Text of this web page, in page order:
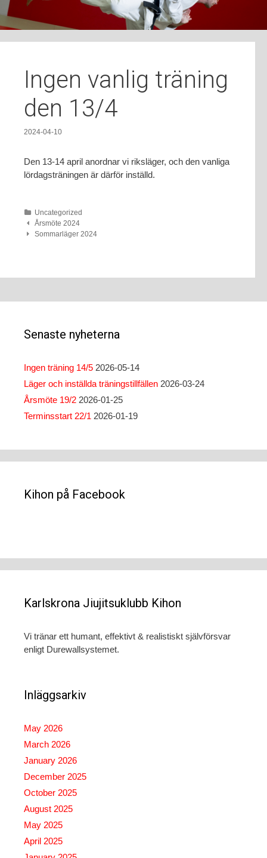
Ingen vanlig träning
den 13/4
2024-04-10
Den 13-14 april anordnar vi riksläger, och den vanliga
lördagsträningen är därför inställd.
Uncategorized
Post
Årsmöte 2024
Sommarläger 2024
Senaste nyheterna
Ingen träning 14/5 2026-05-14
Läger och inställda träningstillfällen 2026-03-24
Årsmöte 19/2 2026-01-25
Terminsstart 22/1 2026-01-19
Kihon på Facebook
Karlskrona Jiujitsuklubb Kihon
Vi tränar ett humant, effektivt & realistiskt självförsvar
enligt Durewallsystemet.
Inläggsarkiv
May 2026
March 2026
January 2026
December 2025
October 2025
August 2025
May 2025
April 2025